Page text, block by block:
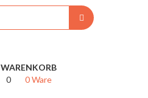
WARENKORB
0 Ware
0